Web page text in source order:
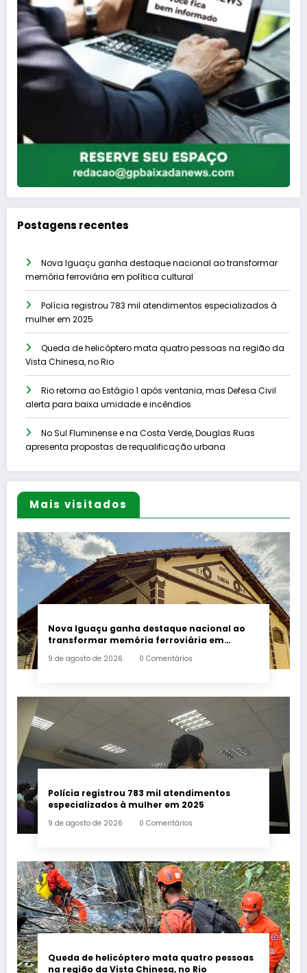
Postagens recentes
Nova Iguaçu ganha destaque nacional ao transformar
memória ferroviária em política cultural
Polícia registrou 783 mil atendimentos especializados à
mulher em 2025
Queda de helicóptero mata quatro pessoas na região da
Vista Chinesa, no Rio
Rio retorna ao Estágio 1 após ventania, mas Defesa Civil
alerta para baixa umidade e incêndios
No Sul Fluminense e na Costa Verde, Douglas Ruas
apresenta propostas de requalificação urbana
Mais visitados
Nova Iguaçu ganha destaque nacional ao
transformar memória ferroviária em
9 de agosto de 2026 0 Comentários
Polícia registrou 783 mil atendimentos
especializados à mulher em 2025
9 de agosto de 2026 0 Comentários
Queda de helicóptero mata quatro pessoas
na região da Vista Chinesa, no Rio